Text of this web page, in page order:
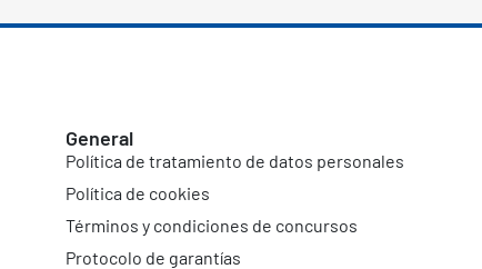
General
Política de tratamiento de datos personales
Política de cookies
Términos y condiciones de concursos
Protocolo de garantías